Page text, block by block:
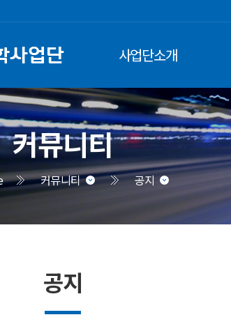
사업단소개
커뮤니티
커뮤니티 공지
공지